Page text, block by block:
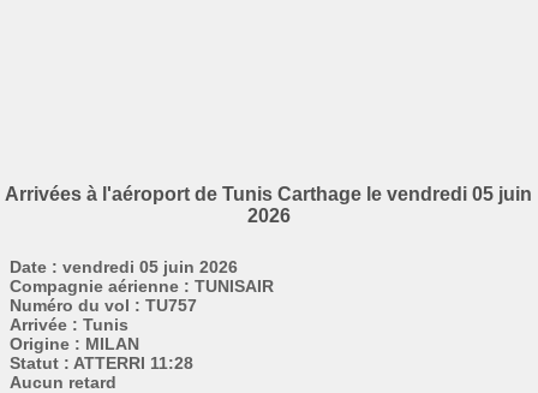
Arrivées à l'aéroport de Tunis Carthage le vendredi 05 juin
2026
Date : vendredi 05 juin 2026
Compagnie aérienne : TUNISAIR
Numéro du vol : TU757
Arrivée : Tunis
Origine : MILAN
Statut : ATTERRI 11:28
Aucun retard